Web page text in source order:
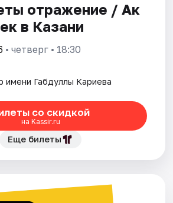
отражение / Ак
в Казани
• четверг • 18:30
имени Габдуллы Кариева
со скидкой
на Kassir.ru
Еще билеты